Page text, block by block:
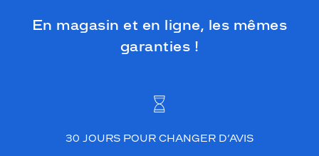
En magasin et en ligne, les mêmes
garanties !
30 JOURS POUR CHANGER D’AVIS